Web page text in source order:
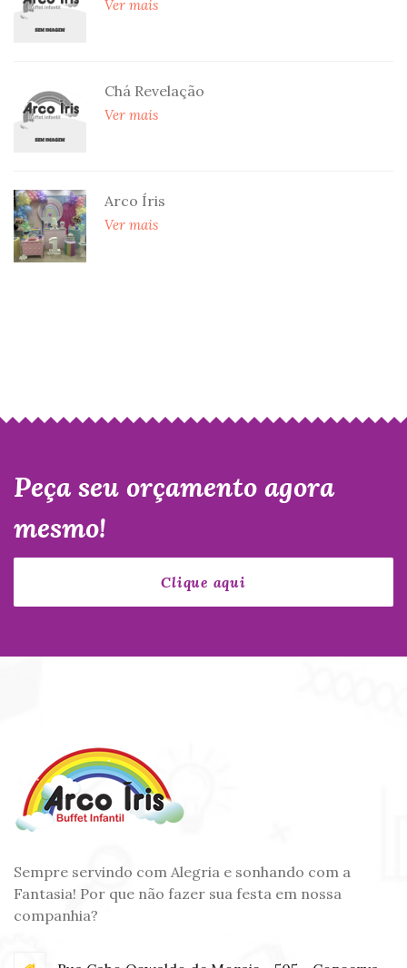
Ver mais
Chá Revelação
Ver mais
Arco Íris
Ver mais
Peça seu orçamento agora
mesmo!
Sempre servindo com Alegria e sonhando com a
Fantasia! Por que não fazer sua festa em nossa
companhia?